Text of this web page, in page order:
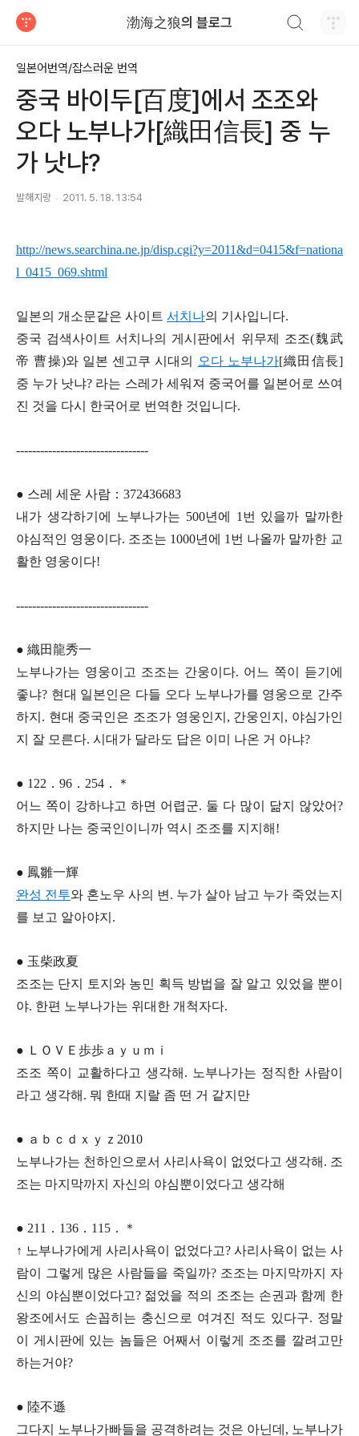
渤海之狼의 블로그
일본어번역/잡스러운 번역
중국 바이두[百度]에서 조조와
오다 노부나가[織田信長] 중 누
가 낫냐?
발해지랑 2011. 5. 18. 13:54
http://news.searchina.ne.jp/disp.cgi?y=2011&d=0415&f=nationa
l_0415_069.shtml
일본의 개소문같은 사이트 서치나의 기사입니다.
중국 검색사이트 서치나의 게시판에서 위무제 조조(魏武
帝 曹操)와 일본 센고쿠 시대의
오다 노부나가[織田信長]
중 누가 낫냐? 라는 스레가 세워져 중국어를 일본어로 쓰여
진 것을 다시 한국어로 번역한 것입니다.
---------------------------------
● 스레 세운 사람：372436683
내가 생각하기에 노부나가는 500년에 1번 있을까 말까한
야심적인 영웅이다. 조조는 1000년에 1번 나올까 말까한 교
활한 영웅이다!
---------------------------------
● 織田龍秀一
노부나가는 영웅이고 조조는 간웅이다. 어느 쪽이 듣기에
좋냐? 현대 일본인은 다들 오다 노부나가를 영웅으로 간주
하지. 현대 중국인은 조조가 영웅인지, 간웅인지, 야심가인
지 잘 모른다. 시대가 달라도 답은 이미 나온 거 아냐?
● 122．96．254．＊
어느 쪽이 강하냐고 하면 어렵군. 둘 다 많이 닮지 않았어?
하지만 나는 중국인이니까 역시 조조를 지지해!
● 鳳雛一輝
완성 전투와 혼노우 사의 변. 누가 살아 남고 누가 죽었는지
를 보고 알아야지.
● 玉柴政夏
조조는 단지 토지와 농민 획득 방법을 잘 알고 있었을 뿐이
야. 한편 노부나가는 위대한 개척자다.
● ＬＯＶＥ歩歩ａｙｕｍｉ
조조 쪽이 교활하다고 생각해. 노부나가는 정직한 사람이
라고 생각해. 뭐 한때 지랄 좀 떤 거 같지만
● ａｂｃｄｘｙｚ2010
노부나가는 천하인으로서 사리사욕이 없었다고 생각해. 조
조는 마지막까지 자신의 야심뿐이었다고 생각해
● 211．136．115．＊
↑ 노부나가에게 사리사욕이 없었다고? 사리사욕이 없는 사
람이 그렇게 많은 사람들을 죽일까? 조조는 마지막까지 자
신의 야심뿐이었다고? 젊었을 적의 조조는 손권과 함께 한
왕조에서도 손꼽히는 충신으로 여겨진 적도 있다구. 정말
이 게시판에 있는 놈들은 어째서 이렇게 조조를 깔려고만
하는거야?
● 陸不遜
그다지 노부나가빠들을 공격하려는 것은 아닌데, 노부나가